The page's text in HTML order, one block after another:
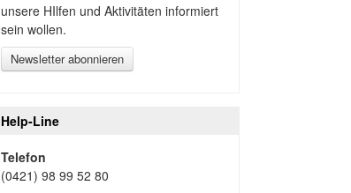
unsere HIlfen und Aktivitäten informiert
sein wollen.
Newsletter abonnieren
Help-Line
Telefon
(0421) 98 99 52 80